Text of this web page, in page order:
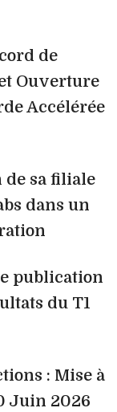
de
Ouverture
Accélérée
de sa filiale
dans un
publication
du T1
: Mise à
Juin 2026